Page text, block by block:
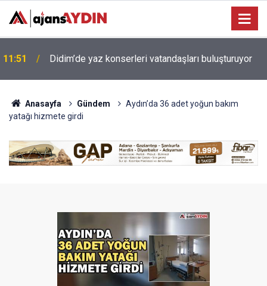
10:24
düşünmeyi öğreniyor
Anasayfa Gündem
Aydın’da 36 adet yoğun bakım
yatağı hizmete girdi